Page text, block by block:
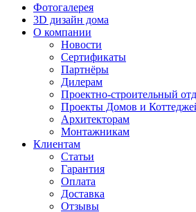
Фотогалерея
3D дизайн дома
О компании
Новости
Сертификаты
Партнёры
Дилерам
Проектно-строительный
Проекты Домов и
Архитекторам
Монтажникам
Клиентам
Статьи
Гарантия
Оплата
Доставка
Отзывы